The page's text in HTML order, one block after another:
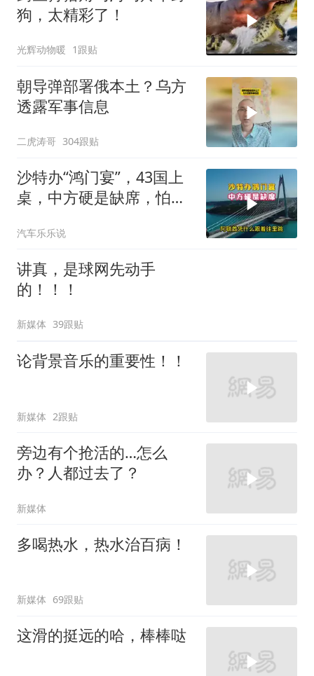
狗，太精彩了！
光辉动物暖 1跟贴
朝导弹部署俄本土？乌方
透露军事信息
二虎涛哥 304跟贴
沙特办“鸿门宴”，43国上
桌，中方硬是缺席，怕得
汽车乐乐说
讲真，是球网先动手
的！！！
新媒体 39跟贴
论背景音乐的重要性！！
新媒体 2跟贴
旁边有个抢活的…怎么
办？人都过去了？
新媒体
多喝热水，热水治百病！
新媒体 69跟贴
这滑的挺远的哈，棒棒哒